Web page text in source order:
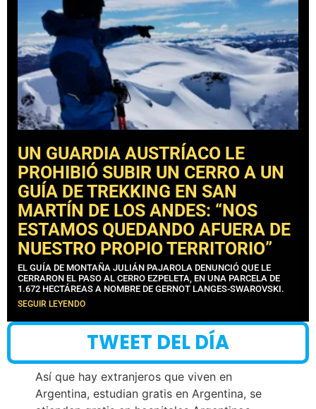
UN GUARDIA AUSTRÍACO LE
PROHIBIÓ SUBIR UN CERRO A UN
GUÍA DE TREKKING EN SAN
MARTÍN DE LOS ANDES: “NOS
ESTAMOS QUEDANDO AFUERA DE
NUESTRO PROPIO TERRITORIO”
EL GUÍA DE MONTAÑA JULIÁN PAJAROLA DENUNCIÓ QUE LE
CERRARON EL PASO AL CERRO EZPELETA, EN UNA PARCELA DE
1.672 HECTÁREAS A NOMBRE DE GERNOT LANGES-SWAROVSKI.
SEGUIR LEYENDO
TWEET DEL DÍA
Así que hay extranjeros que viven en
Argentina, estudian gratis en Argentina, se